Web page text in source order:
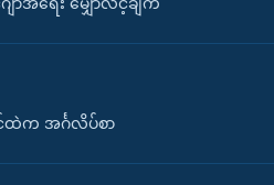
ာအရေး မျှော်လင့်ချက်
ထဲက အင်္ဂလိပ်စာ